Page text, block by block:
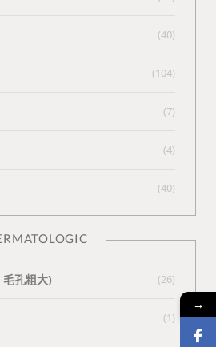
(40)
(104)
(7)
(4)
(40)
孔粗大) (26)
(1)
→